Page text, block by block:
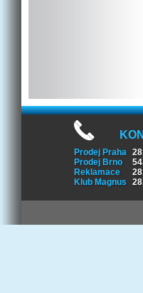
Prodej Praha
Prodej Brno
Reklamace
Klub Magnus